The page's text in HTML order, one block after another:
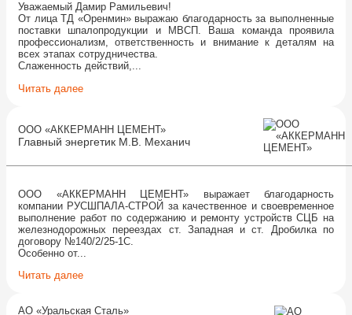
Уважаемый Дамир Рамильевич!
От лица ТД «Оренмин» выражаю благодарность за выполненные
поставки шпалопродукции и МВСП. Ваша команда проявила
профессионализм, ответственность и внимание к деталям на
всех этапах сотрудничества.
Слаженность действий,...
Читать далее
ООО «АККЕРМАНН ЦЕМЕНТ»
Главный энергетик М.В. Механич
ООО «АККЕРМАНН ЦЕМЕНТ» выражает благодарность
компании РУСШПАЛА-СТРОЙ за качественное и своевременное
выполнение работ по содержанию и ремонту устройств СЦБ на
железнодорожных переездах ст. Западная и ст. Дробилка по
договору №140/2/25-1С.
Особенно от...
Читать далее
АО «Уральская Сталь»